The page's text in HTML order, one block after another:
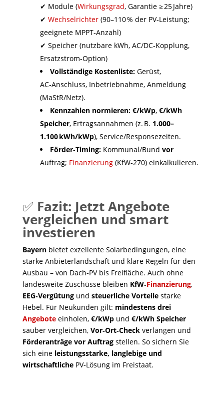
✔ Module (Wirkungsgrad, Garantie ≥ 25 Jahre)
✔ Wechselrichter(90–110 % der PV‑Leistung;
geeignete MPPT‑Anzahl)
✔ Speicher (nutzbare kWh, AC/DC‑Kopplung,
Ersatzstrom‑Option)
Vollständige Kostenliste:Gerüst,
AC‑Anschluss, Inbetriebnahme, Anmeldung
(MaStR/Netz).
Kennzahlen normieren: €/kWp, €/kWh
Speicher, Ertragsannahmen (z. B. 1.000–
1.100 kWh/kWp), Service/Responsezeiten.
Förder‑Timing:Kommunal/Bund vor
Auftrag; Finanzierung(KfW‑270) einkalkulieren.
✅ Fazit: Jetzt Angebote
vergleichen und smart
investieren
Bayernbietet exzellente Solarbedingungen, eine
starke Anbieterlandschaft und klare Regeln für den
Ausbau – von Dach‑PV bis Freifläche. Auch ohne
landesweite Zuschüsse bleiben KfW‑Finanzierung,
EEG‑Vergütungund steuerliche Vorteilestarke
Hebel. Für Neukunden gilt: mindestens drei
Angeboteeinholen, €/kWpund €/kWh Speicher
sauber vergleichen, Vor‑Ort‑Checkverlangen und
Förderanträge vor Auftragstellen. So sichern Sie
sich eine leistungsstarke, langlebige und
wirtschaftlichePV‑Lösung im Freistaat.